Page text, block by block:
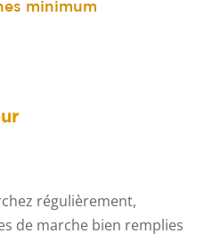
minimum
régulièrement,
de marche bien remplies